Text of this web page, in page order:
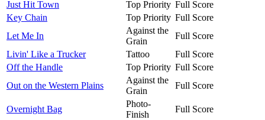
Just Hit Town
Top Priority Full Score
Key Chain
Top Priority Full Score
Let Me In
Against the
Grain
Full Score
Livin' Like a Trucker
Tattoo
Full Score
Off the Handle
Top Priority Full Score
Out on the Western Plains
Against the
Grain
Full Score
Overnight Bag
Photo-
Finish
Full Score